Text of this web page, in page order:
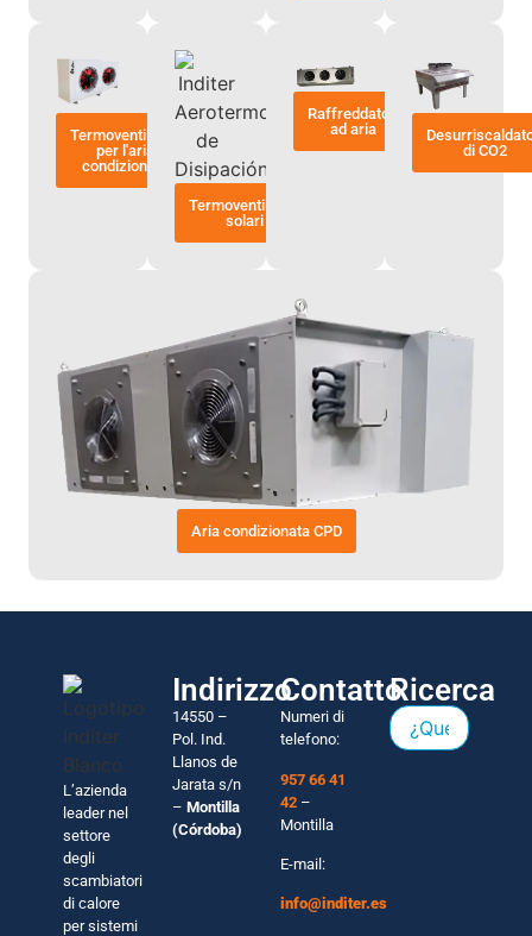
Termoventilatori
per l'aria
condizionata
Termoventilatori
solari
Raffreddatori
ad aria
di CO2
Aria condizionata CPD
L’azienda
leader nel
settore
degli
scambiatori
di calore
per sistemi
Indirizzo
14550 –
Pol. Ind.
Llanos de
Jarata s/n
– Montilla
(Córdoba)
Contatto
Numeri di
telefono:
957 66 41
42 –
Montilla
E-mail:
info@inditer.es
Ricerca